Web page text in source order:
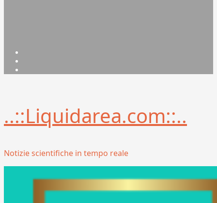
..::Liquidarea.com::..
Notizie scientifiche in tempo reale